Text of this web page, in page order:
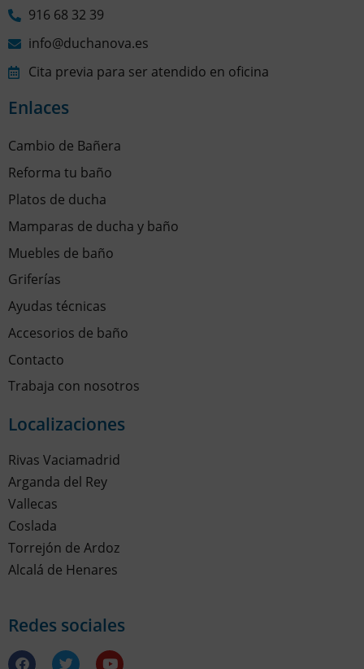
916 68 32 39
info@duchanova.es
Cita previa para ser atendido en oficina
Enlaces
Cambio de Bañera
Reforma tu baño
Platos de ducha
Mamparas de ducha y baño
Muebles de baño
Griferías
Ayudas técnicas
Accesorios de baño
Contacto
Trabaja con nosotros
Localizaciones
Rivas Vaciamadrid
Arganda del Rey
Vallecas
Coslada
Torrejón de Ardoz
Alcalá de Henares
Redes sociales
F T Y